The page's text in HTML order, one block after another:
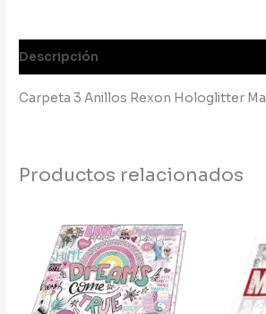
Descripción
Carpeta 3 Anillos Rexon Hologlitter
Productos relacionados